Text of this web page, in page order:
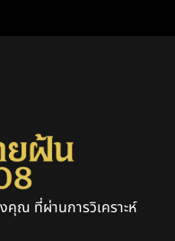
ณ ที่ผ่านการวิเคราะห์